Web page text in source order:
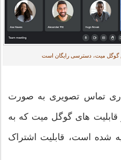
گوگل میت، دسترسی رایگان است
تماس تصویری به صورت
قابلیت های گوگل میت که به
شده است، قابلیت اشتراک